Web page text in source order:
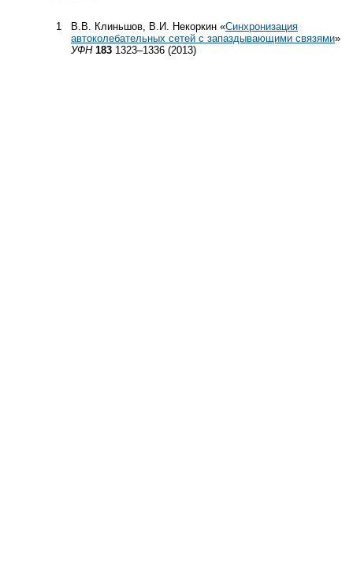
1 В.В. Клиньшов, В.И. Некоркин «Синхронизация
автоколебательных сетей с запаздывающими связями»
УФН 183 1323–1336 (2013)